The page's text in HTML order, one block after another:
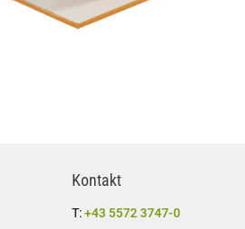
Kontakt
T:+43 5572 3747-0